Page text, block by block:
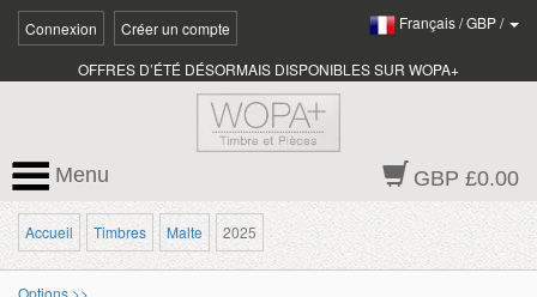
Connexion Créer un compte Français/GBP/
OFFRES D’ÉTÉ DÉSORMAIS DISPONIBLES SUR WOPA+
GBP £0.00
Menu
Accueil Timbres Malte 2025
Options >>